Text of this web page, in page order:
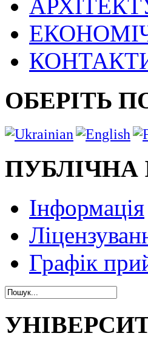
ОБЕРІТЬ
ПУБЛІЧНА
Інформація
Графік